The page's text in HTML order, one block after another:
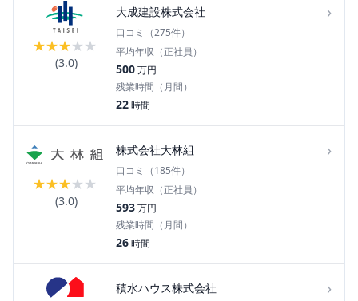
★★★★★
(3.0)
大成建設株式会社 ›
口コミ（275件）
平均年収（正社員）
500万円
残業時間（月間）
22時間
★★★★★
(3.0)
株式会社大林組 ›
口コミ（185件）
平均年収（正社員）
593万円
残業時間（月間）
26時間
積水ハウス株式会社 ›